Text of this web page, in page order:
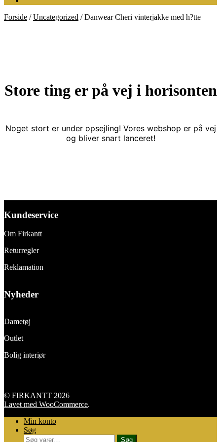
Forside /Uncategorized /Danwear Cheri vinterjakke med h?tte
Store ting er på vej i horisonten
Noget stort er under opsejling! Vores webshop er på vej
og bliver snart lanceret!
Kundeservice
Om Firkantt
Returregler
Reklamation
Nyheder
Dametøj
Outlet
Bolig interiør
© FIRKANTT 2026
Lavet med WooCommerce.
Min konto
Søg
Søg
Søg